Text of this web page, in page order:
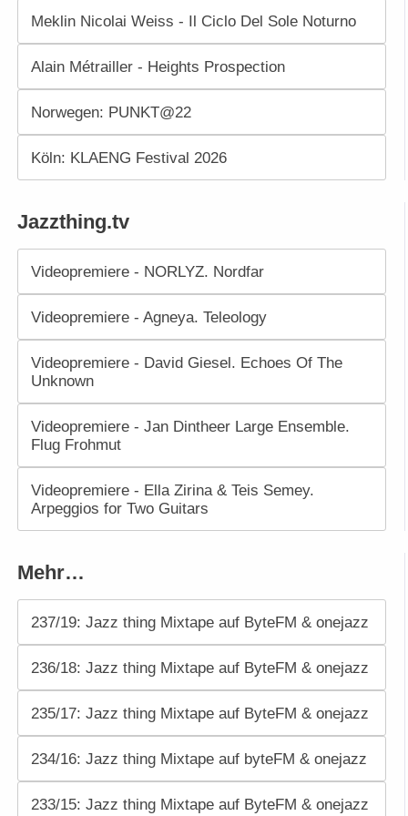
Meklin Nicolai Weiss - Il Ciclo Del Sole Noturno
Alain Métrailler - Heights Prospection
Norwegen: PUNKT@22
Köln: KLAENG Festival 2026
Jazzthing.tv
Videopremiere - NORLYZ. Nordfar
Videopremiere - Agneya. Teleology
Videopremiere - David Giesel. Echoes Of The
Unknown
Videopremiere - Jan Dintheer Large Ensemble.
Flug Frohmut
Videopremiere - Ella Zirina & Teis Semey.
Arpeggios for Two Guitars
Mehr…
237/19: Jazz thing Mixtape auf ByteFM & onejazz
236/18: Jazz thing Mixtape auf ByteFM & onejazz
235/17: Jazz thing Mixtape auf ByteFM & onejazz
234/16: Jazz thing Mixtape auf byteFM & onejazz
233/15: Jazz thing Mixtape auf ByteFM & onejazz